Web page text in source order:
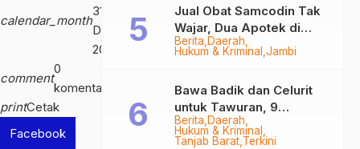
calendar_month
31
Des
2018
comment
0
komentar
printCetak
Facebook
Tungkal
Berita Daerah
Hukum & Kriminal Jambi
Jual Obat Samcodin Tak
Wajar, Dua Apotek di
Tanjab Barat Disegel
Berita Daerah
Hukum & Kriminal
Tanjab Barat Terkini
Bawa Badik dan Celurit
untuk Tawuran, 9
Anggota Geng Motor di
Tanjab Barat Diringkus